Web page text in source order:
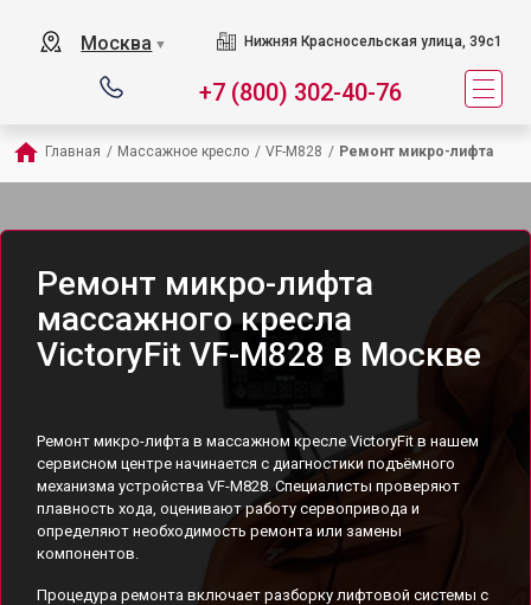
Москва ▼ Нижняя Красносельская улица, 39с1
+7 (800) 302-40-76
Главная / Массажное кресло / VF-M828 / Ремонт микро-лифта
Ремонт микро-лифта
массажного кресла
VictoryFit VF-M828 в Москве
Ремонт микро-лифта в массажном кресле VictoryFit в нашем
сервисном центре начинается с диагностики подъёмного
механизма устройства VF-M828. Специалисты проверяют
плавность хода, оценивают работу сервопривода и
определяют необходимость ремонта или замены
компонентов.
Процедура ремонта включает разборку лифтовой системы с